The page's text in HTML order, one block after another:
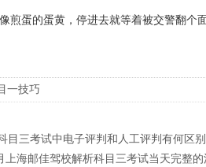
煎蛋的蛋黄，停进去就等着被交警翻
一技巧
目三考试中电子评判和人工评判有何区
上海邮佳驾校解析科目三考试当天完整